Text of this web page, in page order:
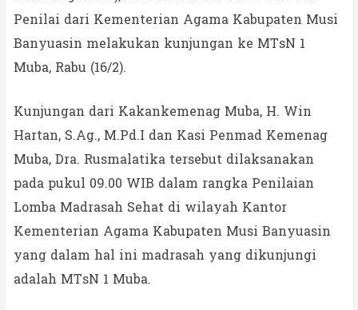
Penilai dari Kementerian Agama Kabupaten Musi
Banyuasin melakukan kunjungan ke MTsN 1
Muba, Rabu (16/2).
Kunjungan dari Kakankemenag Muba, H. Win
Hartan, S.Ag., M.Pd.I dan Kasi Penmad Kemenag
Muba, Dra. Rusmalatika tersebut dilaksanakan
pada pukul 09.00 WIB dalam rangka Penilaian
Lomba Madrasah Sehat di wilayah Kantor
Kementerian Agama Kabupaten Musi Banyuasin
yang dalam hal ini madrasah yang dikunjungi
adalah MTsN 1 Muba.